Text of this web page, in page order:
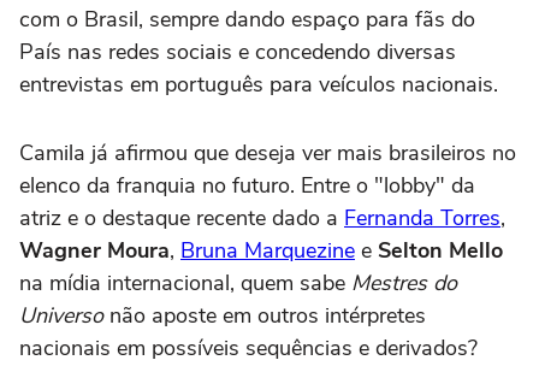
com o Brasil, sempre dando espaço para fãs do
País nas redes sociais e concedendo diversas
entrevistas em português para veículos nacionais.
Camila já afirmou que deseja ver mais brasileiros no
elenco da franquia no futuro. Entre o "lobby" da
atriz e o destaque recente dado a Fernanda Torres,
Wagner Moura, Bruna Marquezine e Selton Mello
na mídia internacional, quem sabe Mestres do
Universonão aposte em outros intérpretes
nacionais em possíveis sequências e derivados?